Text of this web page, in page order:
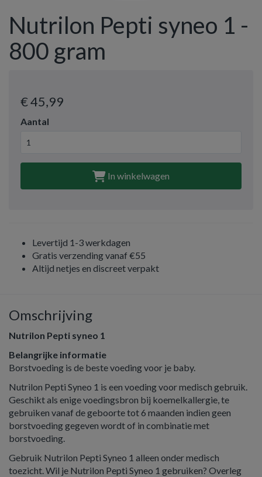
Nutrilon Pepti syneo 1 -
800 gram
€ 45,99
Aantal
In winkelwagen
Levertijd 1-3 werkdagen
Gratis verzending vanaf €55
Altijd netjes en discreet verpakt
Omschrijving
Nutrilon Pepti syneo 1
Belangrijke informatie
Borstvoeding is de beste voeding voor je baby.
Nutrilon Pepti Syneo 1 is een voeding voor medisch gebruik.
Geschikt als enige voedingsbron bij koemelkallergie, te
gebruiken vanaf de geboorte tot 6 maanden indien geen
borstvoeding gegeven wordt of in combinatie met
borstvoeding.
Gebruik Nutrilon Pepti Syneo 1 alleen onder medisch
toezicht. Wil je Nutrilon Pepti Syneo 1 gebruiken? Overleg